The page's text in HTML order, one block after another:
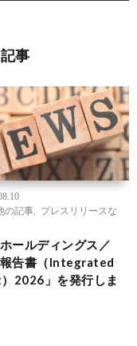
事
の記事
プレスリリースな
ールディングス／
報告書（Integrated
2026」を発行しま